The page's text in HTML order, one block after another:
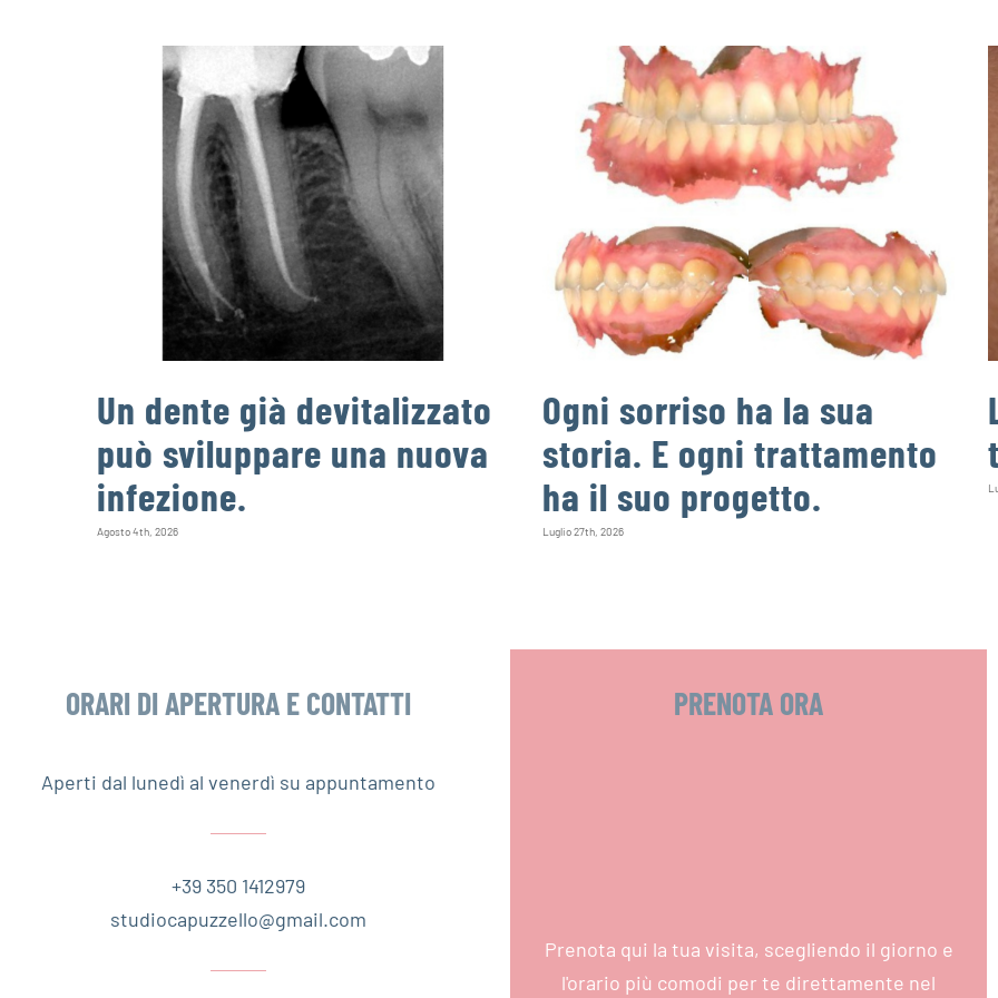
Un dente già devitalizzato
può sviluppare una nuova
infezione.
Agosto 4th, 2026
Ogni sorriso ha la sua
storia. E ogni trattamento
ha il suo progetto.
Luglio 27th, 2026
ORARI DI APERTURA E CONTATTI
Aperti dal lunedì al venerdì su appuntamento
+39 350 1412979
studiocapuzzello@gmail.com
PRENOTA ORA
Prenota qui la tua visita, scegliendo il giorno e
l'orario più comodi per te direttamente nel